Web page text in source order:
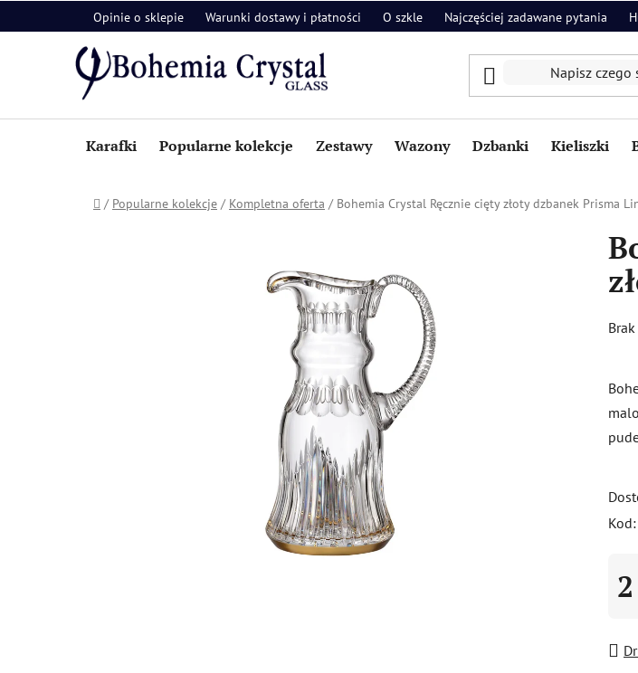
do
Opinie o sklepie Warunki dostawy i płatności O szkle Najczęściej zadawane pytania
Karafki Popularne kolekcje Zestawy Wazony Dzbanki Kieliszki
Home
/ Popularne kolekcje / Kompletna oferta / Bohemia Crystal Ręcznie cięty złoty dzbanek Prisma
0,0
na
Kod: